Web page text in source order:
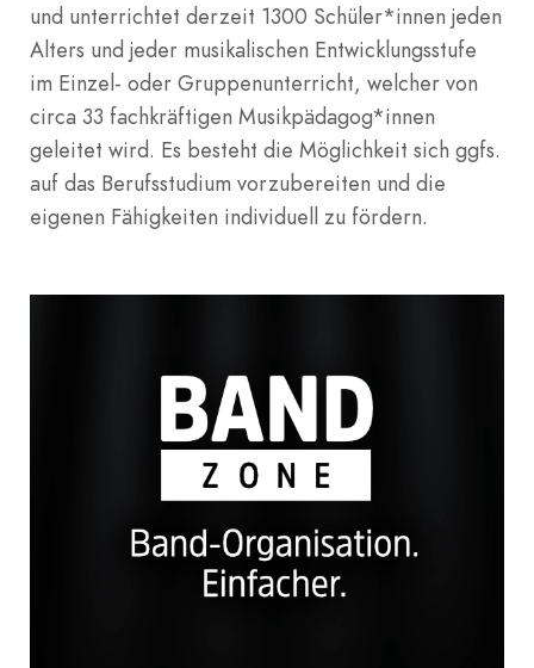
und unterrichtet derzeit 1300 Schüler*innen jeden
Alters und jeder musikalischen Entwicklungsstufe
im Einzel- oder Gruppenunterricht, welcher von
circa 33 fachkräftigen Musikpädagog*innen
geleitet wird. Es besteht die Möglichkeit sich ggfs.
auf das Berufsstudium vorzubereiten und die
eigenen Fähigkeiten individuell zu fördern.